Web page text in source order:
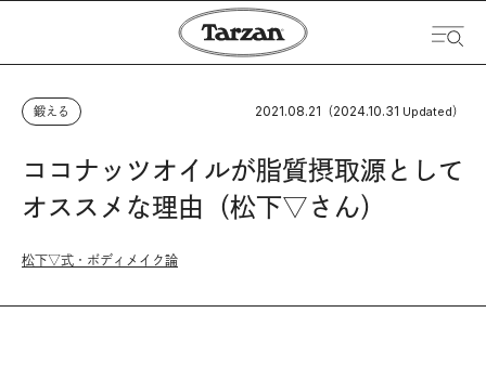
鍛える 2021.08.21 （2024.10.31 Updated）
ココナッツオイルが脂質摂取源として
オススメな理由（松下▽さん）
松下▽式・ボディメイク論